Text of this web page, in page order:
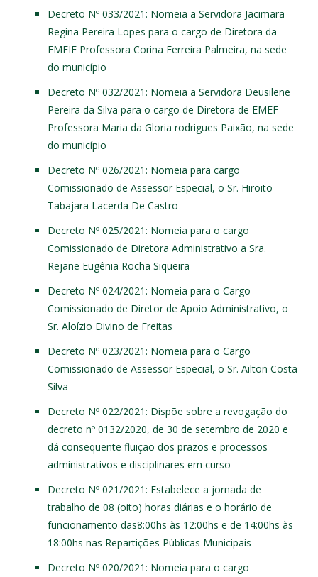
Decreto Nº 033/2021: Nomeia a Servidora Jacimara
Regina Pereira Lopes para o cargo de Diretora da
EMEIF Professora Corina Ferreira Palmeira, na sede
do município
Decreto Nº 032/2021: Nomeia a Servidora Deusilene
Pereira da Silva para o cargo de Diretora de EMEF
Professora Maria da Gloria rodrigues Paixão, na sede
do município
Decreto Nº 026/2021: Nomeia para cargo
Comissionado de Assessor Especial, o Sr. Hiroito
Tabajara Lacerda De Castro
Decreto Nº 025/2021: Nomeia para o cargo
Comissionado de Diretora Administrativo a Sra.
Rejane Eugênia Rocha Siqueira
Decreto Nº 024/2021: Nomeia para o Cargo
Comissionado de Diretor de Apoio Administrativo, o
Sr. Aloízio Divino de Freitas
Decreto Nº 023/2021: Nomeia para o Cargo
Comissionado de Assessor Especial, o Sr. Ailton Costa
Silva
Decreto Nº 022/2021: Dispõe sobre a revogação do
decreto nº 0132/2020, de 30 de setembro de 2020 e
dá consequente fluição dos prazos e processos
administrativos e disciplinares em curso
Decreto Nº 021/2021: Estabelece a jornada de
trabalho de 08 (oito) horas diárias e o horário de
funcionamento das8:00hs às 12:00hs e de 14:00hs às
18:00hs nas Repartições Públicas Municipais
Decreto Nº 020/2021: Nomeia para o cargo